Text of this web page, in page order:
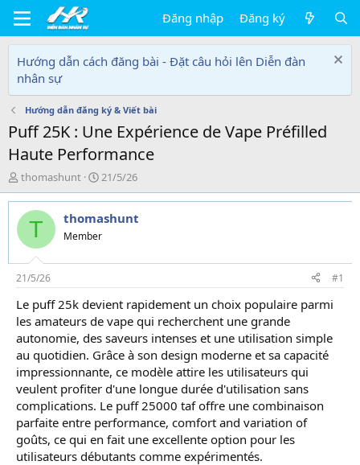
Đăng nhập Đăng ký
Hướng dẫn cách đăng bài - Đặt câu hỏi lên Diễn đàn
nhân sự
Hướng dẫn đăng ký & Viết bài
Puff 25K : Une Expérience de Vape Préfilled
Haute Performance
T
h
r
e
d
s
t
a
r
t
e
r
thomashunt
N
g
à
y
g
i
21/5/26
T thomashunt
Member
21/5/26 #1
Le puff 25k devient rapidement un choix populaire parmi
les amateurs de vape qui recherchent une grande
autonomie, des saveurs intenses et une utilisation simple
au quotidien. Grâce à son design moderne et sa capacité
impressionnante, ce modèle attire les utilisateurs qui
veulent profiter d'une longue durée d'utilisation sans
complications. Le puff 25000 taf offre une combinaison
parfaite entre performance, comfort and variation of
goûts, ce qui en fait une excellente option pour les
utilisateurs débutants comme expérimentés.